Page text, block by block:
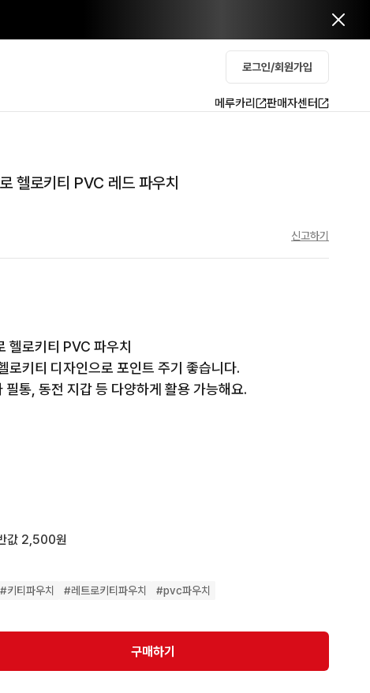
로그인/회원가입
메루카리 판매자센터
헬로키티 PVC 레드 파우치
신고하기
헬로키티 PVC 파우치
로키티 디자인으로 포인트 주기 좋습니다.
통, 동전 지갑 등 다양하게 활용 가능해요.
다면
쿠마, 스누피 가능)
값 2,500원
#키티파우치 #레트로키티파우치 #pvc파우치
구매하기